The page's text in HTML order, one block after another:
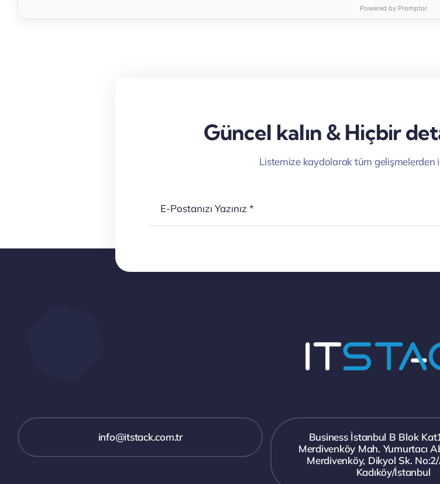
Powered by Promptor
Güncel kalın & Hiçbir
Listemize kaydolarak tüm gelişmelerden
info@itstack.com.tr
Business İstanbul B Blok
Merdivenköy Mah. Yumurtacı
Merdivenköy, Dikyol Sk.
Kadıköy/İstanbul